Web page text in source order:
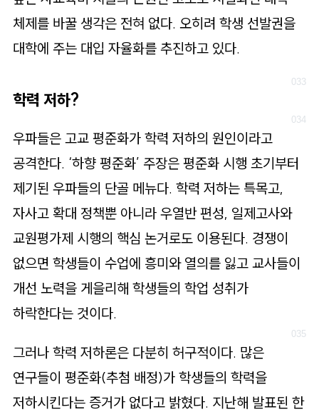
체제를 바꿀 생각은 전혀 없다. 오히려 학생 선발권을
대학에 주는 대입 자율화를 추진하고 있다.
학력 저하?
우파들은 고교 평준화가 학력 저하의 원인이라고
공격한다. ‘하향 평준화’ 주장은 평준화 시행 초기부터
제기된 우파들의 단골 메뉴다. 학력 저하는 특목고,
자사고 확대 정책뿐 아니라 우열반 편성, 일제고사와
교원평가제 시행의 핵심 논거로도 이용된다. 경쟁이
없으면 학생들이 수업에 흥미와 열의를 잃고 교사들이
개선 노력을 게을리해 학생들의 학업 성취가
하락한다는 것이다.
그러나 학력 저하론은 다분히 허구적이다. 많은
연구들이 평준화(추첨 배정)가 학생들의 학력을
저하시킨다는 증거가 없다고 밝혔다. 지난해 발표된 한